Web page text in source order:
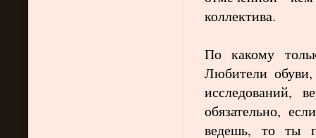
коллектива.
По какому
Любители
исследований,
обязательно,
ведешь, то ты